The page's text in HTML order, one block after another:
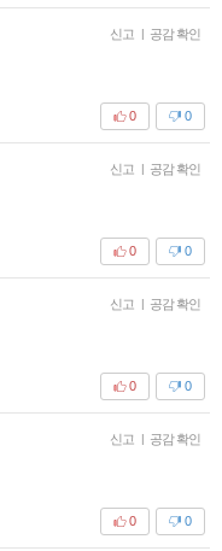
신고 | 공감 확인
0
0
신고 | 공감 확인
0
0
신고 | 공감 확인
0
0
신고 | 공감 확인
0
0